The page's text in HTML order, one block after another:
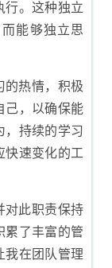
行。这种独立
能够独立思
的热情，积极
己，以确保能
，持续的学习
快速变化的工
对此职责保持
累了丰富的管
我在团队管理